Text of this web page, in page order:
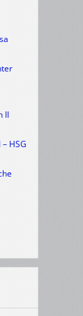
II
HSG